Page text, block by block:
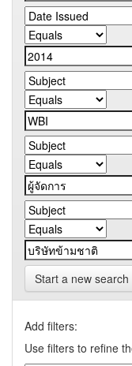
Start a new search
Add filters:
Use filters to refine